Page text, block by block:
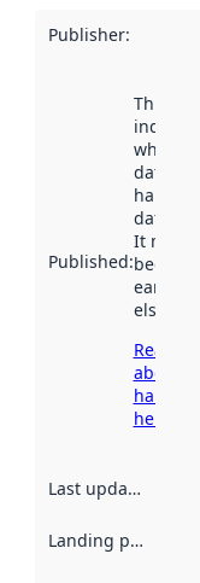
Publisher:
Published:
This date
indicates
when the
dataset
It may
been
earlier
Read
about
here
Last updated
Landing page